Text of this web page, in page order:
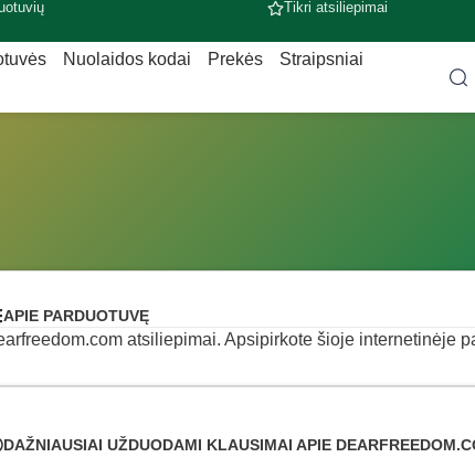
Tikri atsiliepimai
Nuolaidos kodai Prekės Straipsniai
APIE PARDUOTUVĘ
atsiliepimai. Apsipirkote šioje internetinėje
DAŽNIAUSIAI UŽDUODAMI KLAUSIMAI APIE